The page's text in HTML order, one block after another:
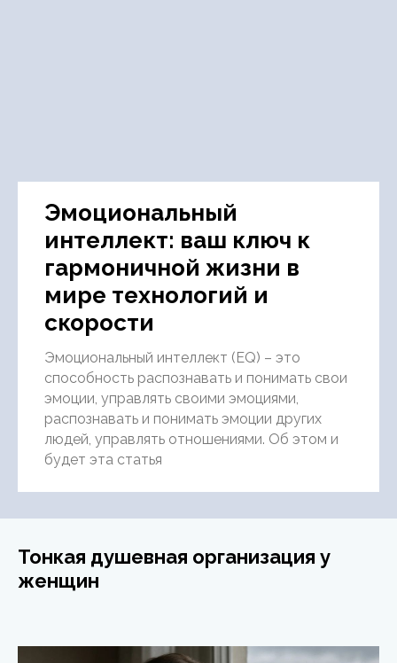
Эмоциональный
интеллект: ваш ключ к
гармоничной жизни в
мире технологий и
скорости
Эмоциональный интеллект (EQ) – это
способность распознавать и понимать свои
эмоции, управлять своими эмоциями,
распознавать и понимать эмоции других
людей, управлять отношениями. Об этом и
будет эта статья
Тонкая душевная организация у
женщин